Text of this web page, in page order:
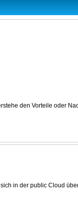
den Vorteile oder
in der public Cloud